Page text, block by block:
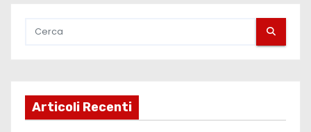
Articoli Recenti